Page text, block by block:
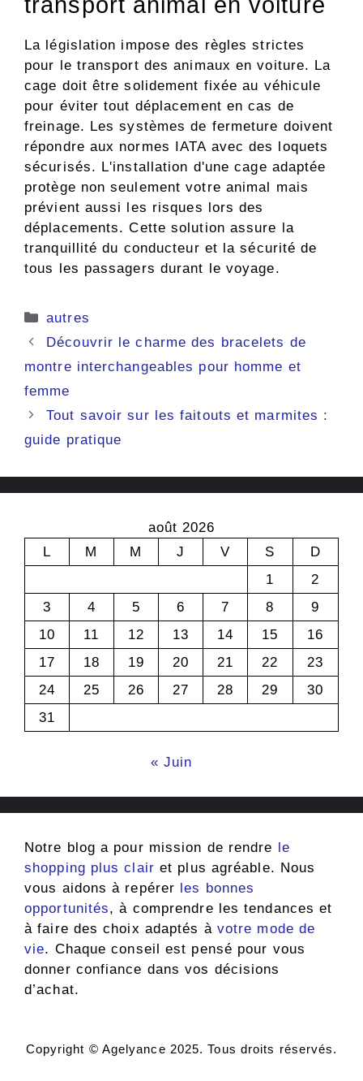
La législation impose des règles strictes
pour le transport des animaux en voiture. La
cage doit être solidement fixée au véhicule
pour éviter tout déplacement en cas de
freinage. Les systèmes de fermeture doivent
répondre aux normes IATA avec des loquets
sécurisés. L'installation d'une cage adaptée
protège non seulement votre animal mais
prévient aussi les risques lors des
déplacements. Cette solution assure la
tranquillité du conducteur et la sécurité de
tous les passagers durant le voyage.
Catégories
autres
Découvrir le charme des bracelets de
montre interchangeables pour homme et
femme
Tout savoir sur les faitouts et marmites :
guide pratique
août 2026
L
M M J V S
D
1
2
3
4 5 6 7 8
9
10
11 12 13 14 15
16
17
18 19 20 21 22
23
24
25 26 27 28 29
30
31
« Juin
Notre blog a pour mission de rendre
le
shopping plus clair et plus agréable. Nous
vous aidons à repérer
les bonnes
opportunités, à comprendre les tendances et
à faire des choix adaptés à votre mode de
vie. Chaque conseil est pensé pour vous
donner confiance dans vos décisions
d’achat.
Copyright © Agelyance 2025. Tous droits réservés.